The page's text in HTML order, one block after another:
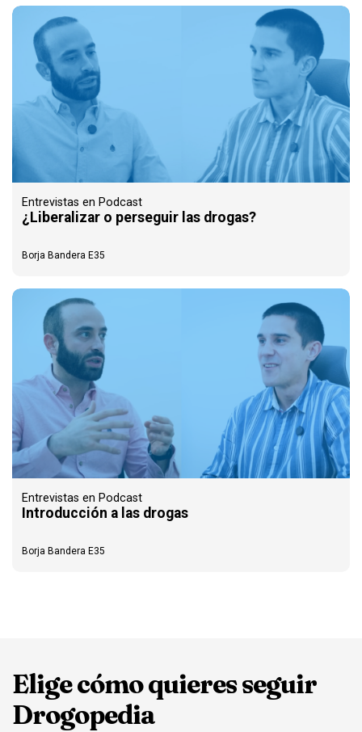
Entrevistas en Podcast
¿Liberalizar o perseguir las drogas?
Borja Bandera E35
Entrevistas en Podcast
Introducción a las drogas
Borja Bandera E35
Elige cómo quieres seguir
Drogopedia